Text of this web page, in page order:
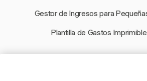
Gestor de Ingresos para
Plantilla de Gastos